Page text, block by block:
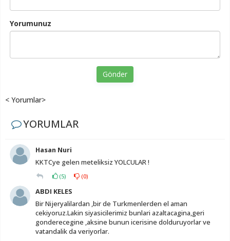
Yorumunuz
Gönder
< Yorumlar>
YORUMLAR
Hasan Nuri
KKTCye gelen meteliksiz YOLCULAR !
(5) (0)
ABDI KELES
Bir Nijeryalilardan ,bir de Turkmenlerden el aman
cekiyoruz.Lakin siyasicilerimiz bunlari azaltacagina,geri
gonderecegine ,aksine bunun icerisine dolduruyorlar ve
vatandalik da veriyorlar.